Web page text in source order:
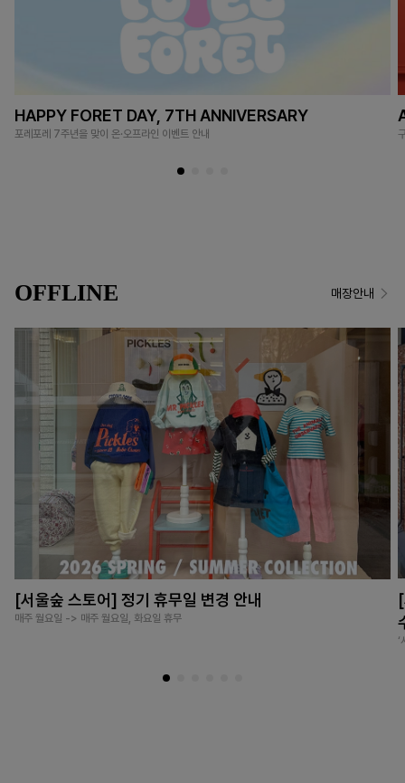
HAPPY FORET DAY, 7TH ANNIVERSARY
포레포레 7주년을 맞이 온·오프라인 이벤트 안내
OFFLINE 매장안내
[서울숲 스토어] 정기 휴무일 변경 안내
매주 월요일 -> 매주 월요일, 화요일 휴무